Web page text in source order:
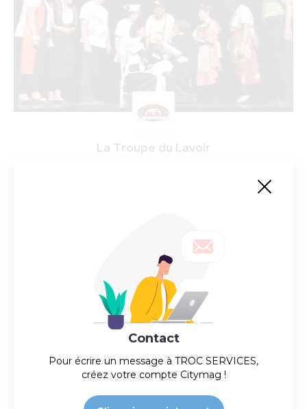
La Troupe du Lavoir
Contact
Pour écrire un message à TROC SERVICES,
créez votre compte Citymag !